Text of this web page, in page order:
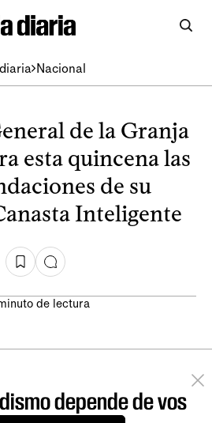
Nacional
de la Granja
esta quincena las
de su
Inteligente
de lectura
depende de vos